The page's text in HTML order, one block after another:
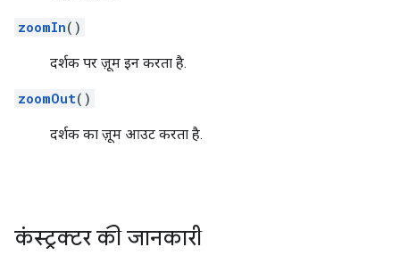
zoomIn()
दर्शक पर ज़ूम इन करता है.
zoomOut()
दर्शक का ज़ूम आउट करता है.
कंस्ट्रक्टर की जानकारी